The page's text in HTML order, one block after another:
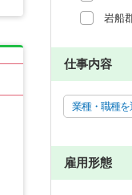
岩船
仕事内容
業種・職種を
雇用形態